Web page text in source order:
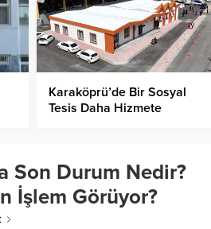
Karaköprü’de Bir Sosyal
Tesis Daha Hizmete
Son Durum Nedir?
İşlem Görüyor?